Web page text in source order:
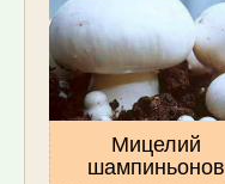
Мицелий
шампиньонов